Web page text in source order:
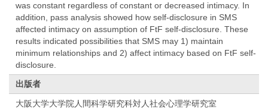
was constant regardless of constant or decreased intimacy. In
addition, pass analysis showed how self-disclosure in SMS
affected intimacy on assumption of FtF self-disclosure. These
results indicated possibilities that SMS may 1) maintain
minimum relationships and 2) affect intimacy based on FtF self-
disclosure.
出版者
大阪大学大学院人間科学研究科対人社会心理学研究室